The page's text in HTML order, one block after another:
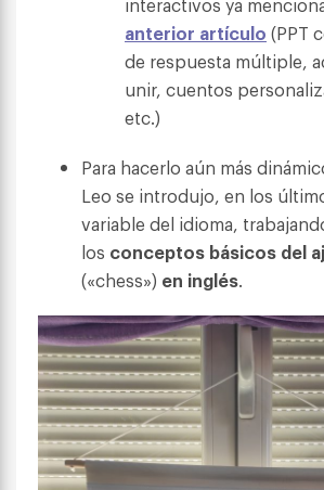
anterior artículo (PPT
de respuesta múltiple,
unir, cuentos
etc.)
Para hacerlo aún más
Leo se introdujo, en los
variable del idioma,
los conceptos básicos del
(«chess») en inglés.